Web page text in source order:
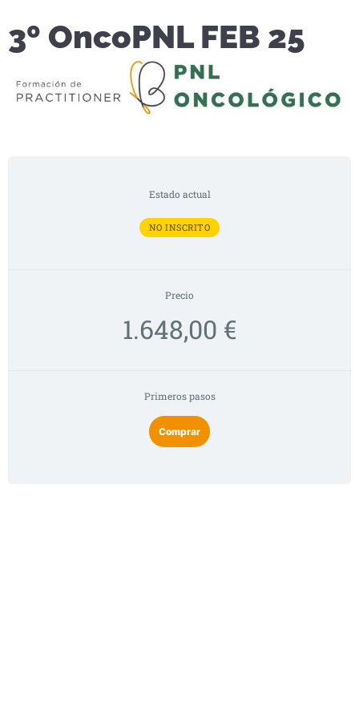
3º OncoPNL FEB 25
Estado actual
NO INSCRITO
Precio
1.648,00 €
Primeros pasos
Comprar